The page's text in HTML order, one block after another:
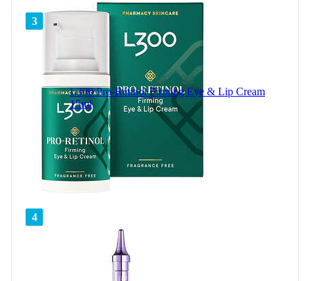
3
L300 Pro-Retinol Firming Eye & Lip Cream
15ml
4